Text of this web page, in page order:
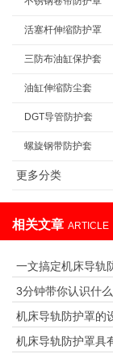
活塞杆伸缩防护罩
三防布油缸保护套
油缸伸缩防尘套
DGT导管防护套
螺旋钢带防护套
更多分类
相关文章 ARTICLE
一文搞定机床导轨
保养要点
3分钟带你认识什
罩
机床导轨防护罩的
理念呢？
机床导轨防护罩具